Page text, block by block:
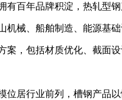
年品牌积淀，热轧型钢
、船舶制造、能源基础
包括材质优化、截面设
行业前列，槽钢产品以